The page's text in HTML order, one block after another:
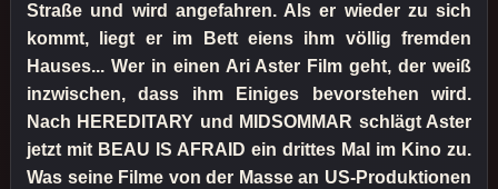
Straße und wird angefahren. Als er wieder zu sich
kommt, liegt er im Bett eiens ihm völlig fremden
Hauses... Wer in einen Ari Aster Film geht, der weiß
inzwischen, dass ihm Einiges bevorstehen wird.
Nach HEREDITARY und MIDSOMMAR schlägt Aster
jetzt mit BEAU IS AFRAID ein drittes Mal im Kino zu.
Was seine Filme von der Masse an US-Produktionen